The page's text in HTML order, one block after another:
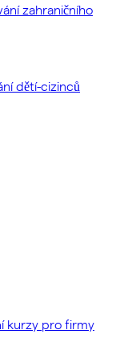
zahraničního
dětí-cizinců
kurzy pro firmy